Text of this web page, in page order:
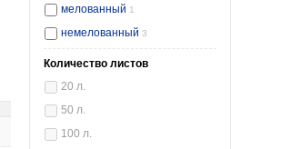
мелованный 1
немелованный 3
Количество листов
20 л.
50 л.
100 л.